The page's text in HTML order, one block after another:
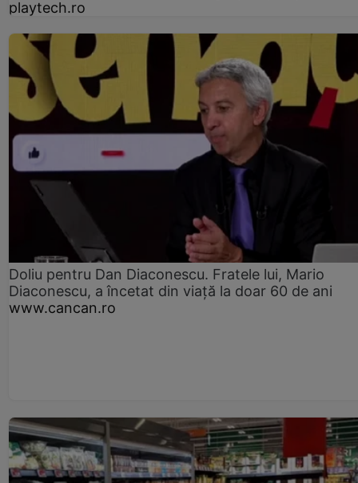
playtech.ro
Doliu pentru Dan Diaconescu. Fratele lui, Mario
Diaconescu, a încetat din viață la doar 60 de ani
www.cancan.ro